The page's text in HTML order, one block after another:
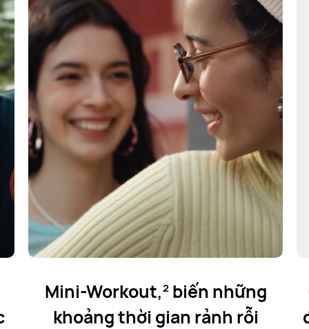
Mini-Workout,2biến những
khoảng thời gian rảnh rỗi